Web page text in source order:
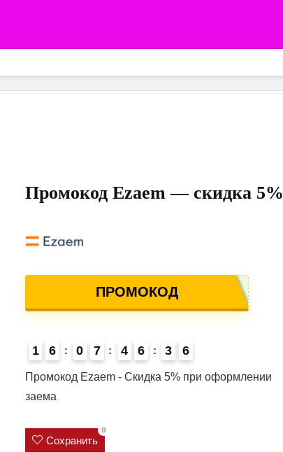
Промокод Ezaem — скидка 5%
ПРОМОКОД
1
4
6 0 7 4 6 3 6
Промокод Ezaem - Скидка 5% при оформлении
заема
Сохранить
0